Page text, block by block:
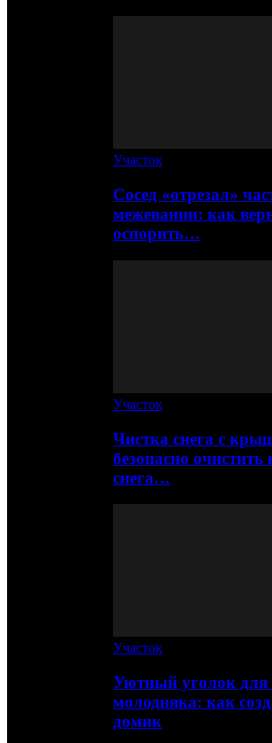
Участок
Сосед «отрезал»
межевании: как
оспорить…
Участок
Чистка снега с
безопасно
снега…
Участок
Уютный уголок для
молодняка: как
домик